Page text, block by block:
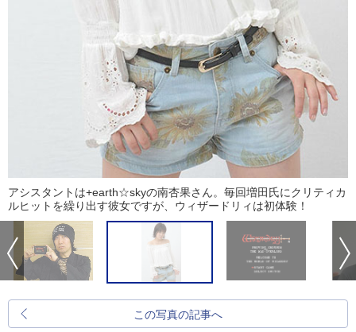
アシスタントは+earth☆skyの南杏果さん。毎回増田氏にクリティカ
ルヒットを繰り出す彼女ですが、ウィザードリィは初体験！
この写真の記事へ